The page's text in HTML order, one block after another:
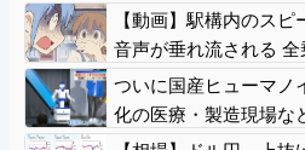
ｗｗｗｗ
【動画】駅構内のス
音声が垂れ流される
ｗｗｗｗｗｗ
ついに国産ヒューマノ
化の医療・製造現場な